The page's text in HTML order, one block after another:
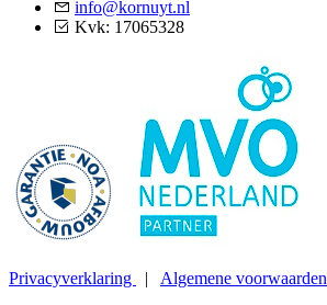
info@kornuyt.nl
Kvk: 17065328
Privacyverklaring | Algemene voorwaarden